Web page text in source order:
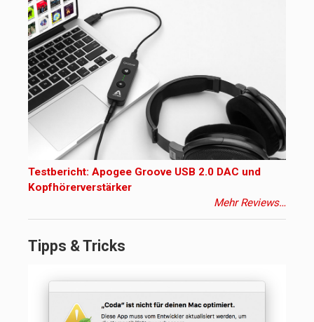
Testbericht: Apogee Groove USB 2.0 DAC und
Kopfhörerverstärker
Mehr Reviews…
Tipps & Tricks